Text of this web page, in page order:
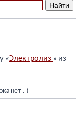
«Электролиз » из
нет :-(